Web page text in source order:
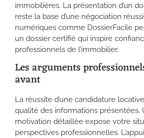
immobilières. La présentation d’un
reste la base d’une négociation
numériques comme DossierFacile
un dossier certifié qui inspire
professionnels de l’immobilier.
Les arguments
avant
La réussite d’une candidature
qualité des informations présentées.
motivation détaillée expose votre
perspectives professionnelles.